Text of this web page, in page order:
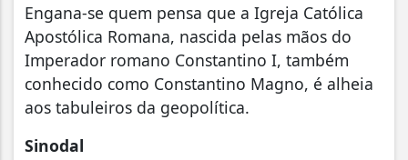
Engana-se quem pensa que a Igreja Católica
Apostólica Romana, nascida pelas mãos do
Imperador romano Constantino I, também
conhecido como Constantino Magno, é alheia
aos tabuleiros da geopolítica.
Sinodal